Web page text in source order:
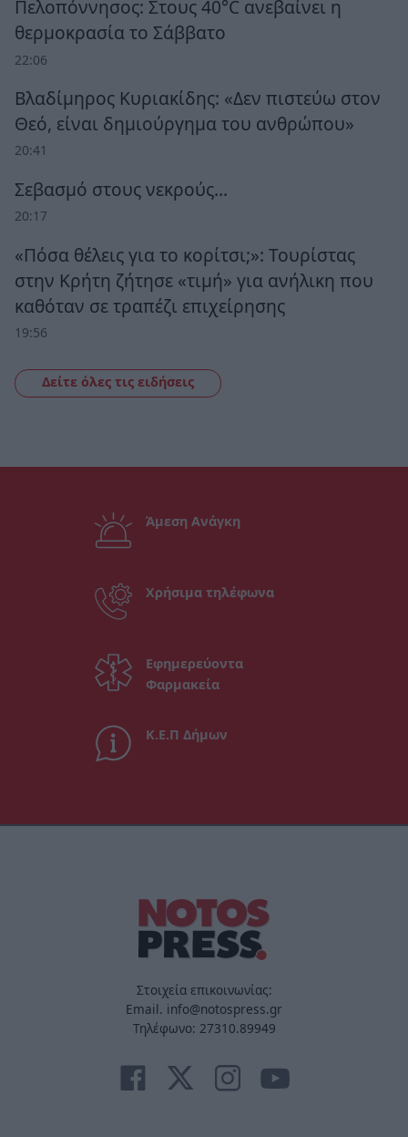
Πελοπόννησος: Στους 40°C ανεβαίνει η
θερμοκρασία το Σάββατο
22:06
Βλαδίμηρος Κυριακίδης: «Δεν πιστεύω στον
Θεό, είναι δημιούργημα του ανθρώπου»
20:41
Σεβασμό στους νεκρούς…
20:17
«Πόσα θέλεις για το κορίτσι;»: Τουρίστας
στην Κρήτη ζήτησε «τιμή» για ανήλικη που
καθόταν σε τραπέζι επιχείρησης
19:56
Δείτε όλες τις ειδήσεις
Άμεση Ανάγκη
Χρήσιμα τηλέφωνα
Εφημερεύοντα
Φαρμακεία
Κ.Ε.Π Δήμων
Στοιχεία επικοινωνίας:
Email. info@notospress.gr
Τηλέφωνο: 27310.89949